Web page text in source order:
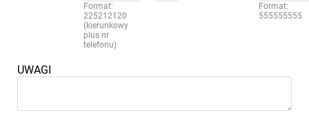
Format:
225212120
(kierunkowy
plus nr
telefonu)
Format:
555555555
UWAGI